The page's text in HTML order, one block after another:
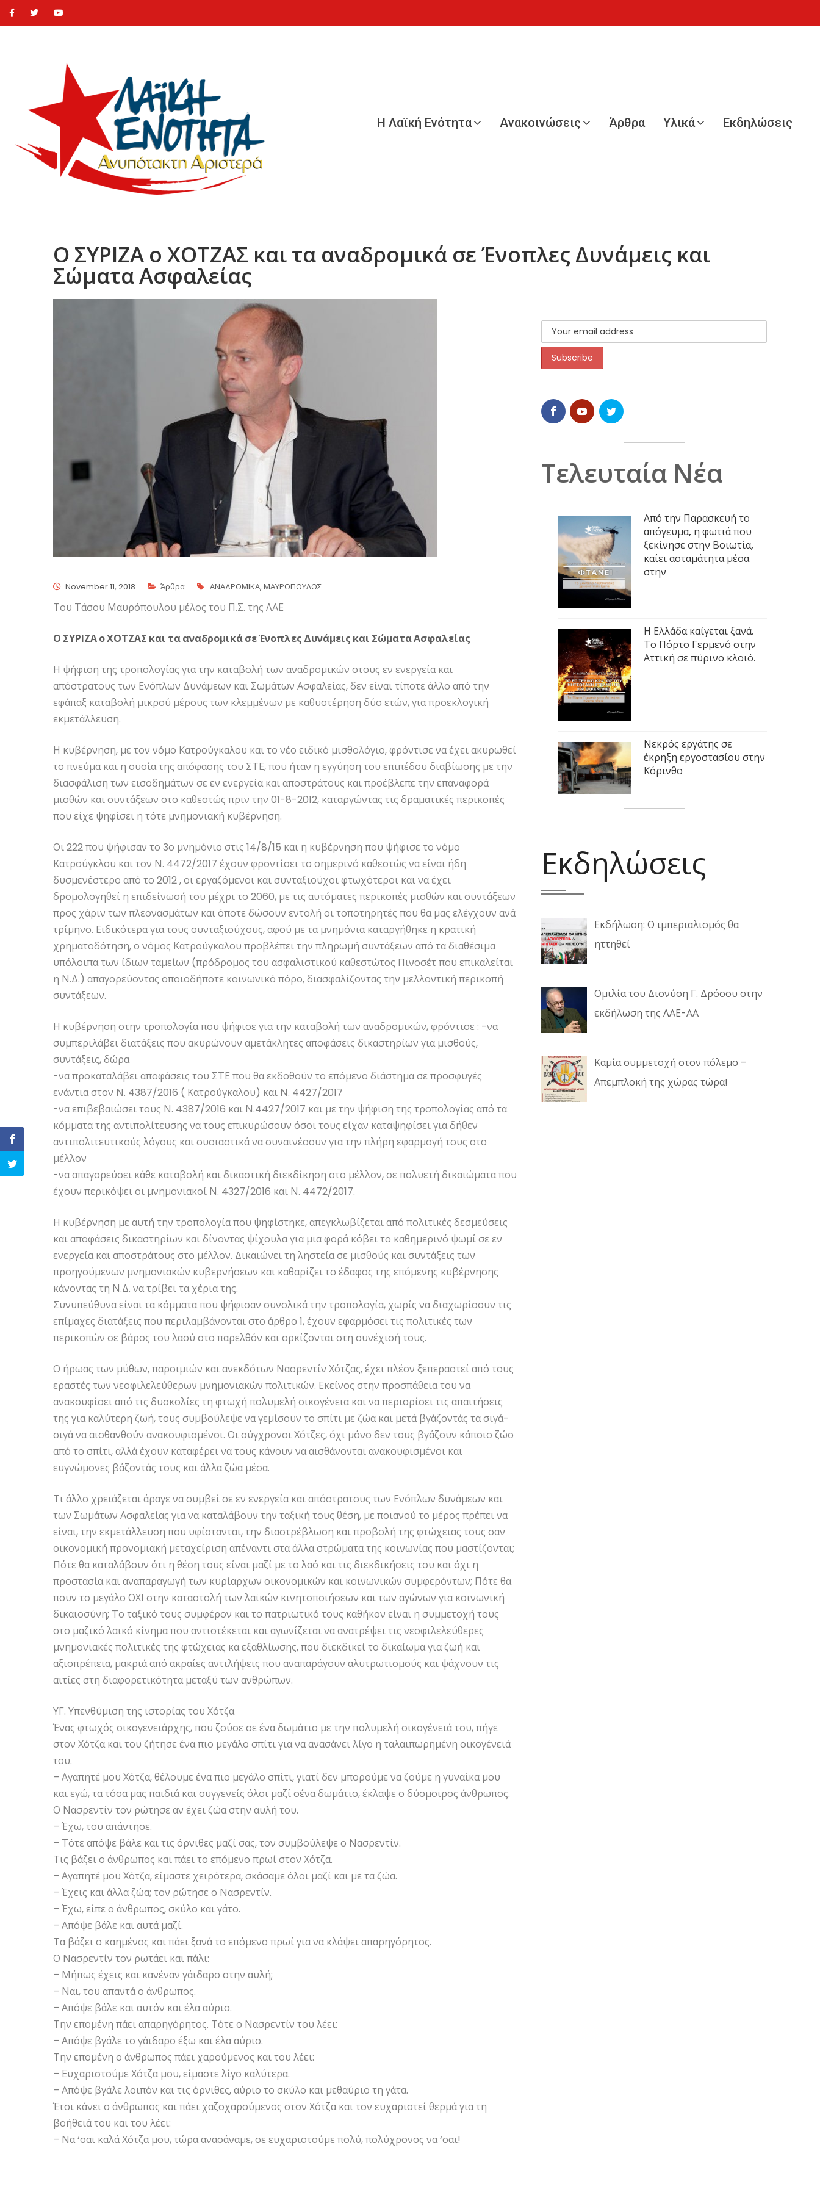
Η Λαϊκή Ενότητα Ανακοινώσεις Άρθρα Υλικά Εκδηλώσεις
Ο ΣΥΡΙΖΑ ο ΧΟΤΖΑΣ και τα αναδρομικά σε Ένοπλες Δυνάμεις και
Σώματα Ασφαλείας
November 11, 2018 Άρθρα ΑΝΑΔΡΟΜΙΚΑ, ΜΑΥΡΟΠΟΥΛΟΣ
Του Τάσου Μαυρόπουλου μέλος του Π.Σ. της ΛΑΕ
Ο ΣΥΡΙΖΑ ο ΧΟΤΖΑΣ και τα αναδρομικά σε Ένοπλες Δυνάμεις και Σώματα Ασφαλείας
Η ψήφιση της τροπολογίας για την καταβολή των αναδρομικών στους εν ενεργεία και
απόστρατους των Ενόπλων Δυνάμεων και Σωμάτων Ασφαλείας, δεν είναι τίποτε άλλο από την
εφάπαξ καταβολή μικρού μέρους των κλεμμένων με καθυστέρηση δύο ετών, για προεκλογική
εκμετάλλευση.
Η κυβέρνηση, με τον νόμο Κατρούγκαλου και το νέο ειδικό μισθολόγιο, φρόντισε να έχει ακυρωθεί
το πνεύμα και η ουσία της απόφασης του ΣΤΕ, που ήταν η εγγύηση του επιπέδου διαβίωσης με την
διασφάλιση των εισοδημάτων σε εν ενεργεία και αποστράτους και προέβλεπε την επαναφορά
μισθών και συντάξεων στο καθεστώς πριν την 01-8-2012, καταργώντας τις δραματικές περικοπές
που είχε ψηφίσει η τότε μνημονιακή κυβέρνηση.
Οι 222 που ψήφισαν το 3ο μνημόνιο στις 14/8/15 και η κυβέρνηση που ψήφισε το νόμο
Κατρούγκλου και τον Ν. 4472/2017 έχουν φροντίσει το σημερινό καθεστώς να είναι ήδη
δυσμενέστερο από το 2012 , οι εργαζόμενοι και συνταξιούχοι φτωχότεροι και να έχει
δρομολογηθεί η επιδείνωσή του μέχρι το 2060, με τις αυτόματες περικοπές μισθών και συντάξεων
προς χάριν των πλεονασμάτων και όποτε δώσουν εντολή οι τοποτηρητές που θα μας ελέγχουν ανά
τρίμηνο. Ειδικότερα για τους συνταξιούχους, αφού με τα μνημόνια καταργήθηκε η κρατική
χρηματοδότηση, ο νόμος Κατρούγκαλου προβλέπει την πληρωμή συντάξεων από τα διαθέσιμα
υπόλοιπα των ίδιων ταμείων (πρόδρομος του ασφαλιστικού καθεστώτος Πινοσέτ που επικαλείται
η Ν.Δ.) απαγορεύοντας οποιοδήποτε κοινωνικό πόρο, διασφαλίζοντας την μελλοντική περικοπή
συντάξεων.
Η κυβέρνηση στην τροπολογία που ψήφισε για την καταβολή των αναδρομικών, φρόντισε : -να
συμπεριλάβει διατάξεις που ακυρώνουν αμετάκλητες αποφάσεις δικαστηρίων για μισθούς,
συντάξεις, δώρα
-να προκαταλάβει αποφάσεις του ΣΤΕ που θα εκδοθούν το επόμενο διάστημα σε προσφυγές
ενάντια στον Ν. 4387/2016 ( Κατρούγκαλου) και Ν. 4427/2017
-να επιβεβαιώσει τους Ν. 4387/2016 και Ν.4427/2017 και με την ψήφιση της τροπολογίας από τα
κόμματα της αντιπολίτευσης να τους επικυρώσουν όσοι τους είχαν καταψηφίσει για δήθεν
αντιπολιτευτικούς λόγους και ουσιαστικά να συναινέσουν για την πλήρη εφαρμογή τους στο
μέλλον
-να απαγορεύσει κάθε καταβολή και δικαστική διεκδίκηση στο μέλλον, σε πολυετή δικαιώματα που
έχουν περικόψει οι μνημονιακοί Ν. 4327/2016 και Ν. 4472/2017.
Η κυβέρνηση με αυτή την τροπολογία που ψηφίστηκε, απεγκλωβίζεται από πολιτικές δεσμεύσεις
και αποφάσεις δικαστηρίων και δίνοντας ψίχουλα για μια φορά κόβει το καθημερινό ψωμί σε εν
ενεργεία και αποστράτους στο μέλλον. Δικαιώνει τη ληστεία σε μισθούς και συντάξεις των
προηγούμενων μνημονιακών κυβερνήσεων και καθαρίζει το έδαφος της επόμενης κυβέρνησης
κάνοντας τη Ν.Δ. να τρίβει τα χέρια της.
Συνυπεύθυνα είναι τα κόμματα που ψήφισαν συνολικά την τροπολογία, χωρίς να διαχωρίσουν τις
επίμαχες διατάξεις που περιλαμβάνονται στο άρθρο 1, έχουν εφαρμόσει τις πολιτικές των
περικοπών σε βάρος του λαού στο παρελθόν και ορκίζονται στη συνέχισή τους.
Ο ήρωας των μύθων, παροιμιών και ανεκδότων Νασρεντίν Χότζας, έχει πλέον ξεπεραστεί από τους
εραστές των νεοφιλελεύθερων μνημονιακών πολιτικών. Εκείνος στην προσπάθεια του να
ανακουφίσει από τις δυσκολίες τη φτωχή πολυμελή οικογένεια και να περιορίσει τις απαιτήσεις
της για καλύτερη ζωή, τους συμβούλεψε να γεμίσουν το σπίτι με ζώα και μετά βγάζοντάς τα σιγά-
σιγά να αισθανθούν ανακουφισμένοι. Οι σύγχρονοι Χότζες, όχι μόνο δεν τους βγάζουν κάποιο ζώο
από το σπίτι, αλλά έχουν καταφέρει να τους κάνουν να αισθάνονται ανακουφισμένοι και
ευγνώμονες βάζοντάς τους και άλλα ζώα μέσα.
Τι άλλο χρειάζεται άραγε να συμβεί σε εν ενεργεία και απόστρατους των Ενόπλων δυνάμεων και
των Σωμάτων Ασφαλείας για να καταλάβουν την ταξική τους θέση, με ποιανού το μέρος πρέπει να
είναι, την εκμετάλλευση που υφίστανται, την διαστρέβλωση και προβολή της φτώχειας τους σαν
οικονομική προνομιακή μεταχείριση απέναντι στα άλλα στρώματα της κοινωνίας που μαστίζονται;
Πότε θα καταλάβουν ότι η θέση τους είναι μαζί με το λαό και τις διεκδικήσεις του και όχι η
προστασία και αναπαραγωγή των κυρίαρχων οικονομικών και κοινωνικών συμφερόντων; Πότε θα
πουν το μεγάλο ΟΧΙ στην καταστολή των λαϊκών κινητοποιήσεων και των αγώνων για κοινωνική
δικαιοσύνη; Το ταξικό τους συμφέρον και το πατριωτικό τους καθήκον είναι η συμμετοχή τους
στο μαζικό λαϊκό κίνημα που αντιστέκεται και αγωνίζεται να ανατρέψει τις νεοφιλελεύθερες
μνημονιακές πολιτικές της φτώχειας κα εξαθλίωσης, που διεκδικεί το δικαίωμα για ζωή και
αξιοπρέπεια, μακριά από ακραίες αντιλήψεις που αναπαράγουν αλυτρωτισμούς και ψάχνουν τις
αιτίες στη διαφορετικότητα μεταξύ των ανθρώπων.
ΥΓ. Υπενθύμιση της ιστορίας του Χότζα
Ένας φτωχός οικογενειάρχης, που ζούσε σε ένα δωμάτιο με την πολυμελή οικογένειά του, πήγε
στον Χότζα και του ζήτησε ένα πιο μεγάλο σπίτι για να ανασάνει λίγο η ταλαιπωρημένη οικογένειά
του.
– Αγαπητέ μου Χότζα, θέλουμε ένα πιο μεγάλο σπίτι, γιατί δεν μπορούμε να ζούμε η γυναίκα μου
και εγώ, τα τόσα μας παιδιά και συγγενείς όλοι μαζί σ΄ένα δωμάτιο, έκλαψε ο δύσμοιρος άνθρωπος.
Ο Νασρεντίν τον ρώτησε αν έχει ζώα στην αυλή του.
– Έχω, του απάντησε.
– Τότε απόψε βάλε και τις όρνιθες μαζί σας, τον συμβούλεψε ο Νασρεντίν.
Τις βάζει ο άνθρωπος και πάει το επόμενο πρωί στον Χότζα.
– Αγαπητέ μου Χότζα, είμαστε χειρότερα, σκάσαμε όλοι μαζί και με τα ζώα.
– Έχεις και άλλα ζώα; τον ρώτησε ο Νασρεντίν.
– Έχω, είπε ο άνθρωπος, σκύλο και γάτο.
– Απόψε βάλε και αυτά μαζί.
Τα βάζει ο καημένος και πάει ξανά το επόμενο πρωί για να κλάψει απαρηγόρητος.
Ο Νασρεντίν τον ρωτάει και πάλι:
– Μήπως έχεις και κανέναν γάιδαρο στην αυλή;
– Ναι, του απαντά ο άνθρωπος.
– Απόψε βάλε και αυτόν και έλα αύριο.
Την επομένη πάει απαρηγόρητος. Τότε ο Νασρεντίν του λέει:
– Απόψε βγάλε το γάιδαρο έξω και έλα αύριο.
Την επομένη ο άνθρωπος πάει χαρούμενος και του λέει:
– Ευχαριστούμε Χότζα μου, είμαστε λίγο καλύτερα.
– Απόψε βγάλε λοιπόν και τις όρνιθες, αύριο το σκύλο και μεθαύριο τη γάτα.
Έτσι κάνει ο άνθρωπος και πάει χαζοχαρούμενος στον Χότζα και τον ευχαριστεί θερμά για τη
βοήθειά του και του λέει:
– Να ‘σαι καλά Χότζα μου, τώρα ανασάναμε, σε ευχαριστούμε πολύ, πολύχρονος να ‘σαι!
Τελευταία Νέα
Από την Παρασκευή το
απόγευμα, η φωτιά που
ξεκίνησε στην Βοιωτία,
καίει ασταμάτητα μέσα
στην
Η Ελλάδα καίγεται ξανά.
Το Πόρτο Γερμενό στην
Αττική σε πύρινο κλοιό.
Νεκρός εργάτης σε
έκρηξη εργοστασίου στην
Κόρινθο
Εκδηλώσεις
Εκδήλωση: Ο ιμπεριαλισμός θα
ηττηθεί
Ομιλία του Διονύση Γ. Δρόσου στην
εκδήλωση της ΛΑΕ-ΑΑ
Καμία συμμετοχή στον πόλεμο –
Απεμπλοκή της χώρας τώρα!